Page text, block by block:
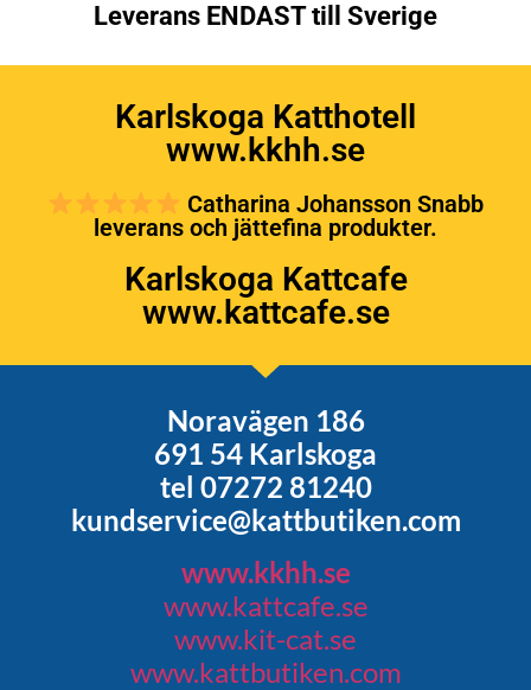
Leverans ENDAST till Sverige
Karlskoga Katthotell
www.kkhh.se
Catharina Johansson Snabb
leverans och jättefina produkter.
Karlskoga Kattcafe
www.kattcafe.se
Noravägen 186
691 54 Karlskoga
tel 07272 81240
kundservice@kattbutiken.com
www.kkhh.se
www.kattcafe.se
www.kit-cat.se
www.kattbutiken.com